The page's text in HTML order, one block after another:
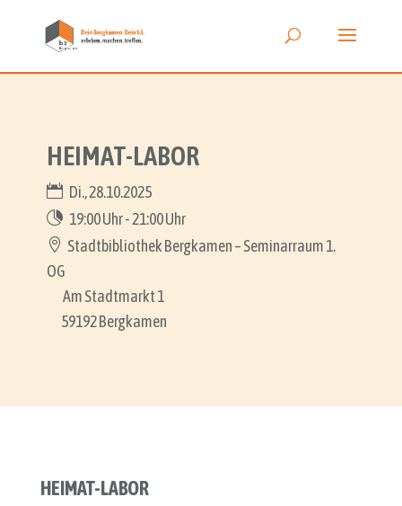
HEIMAT-LABOR
Di., 28.10.2025
19:00 Uhr - 21:00 Uhr
Stadtbibliothek Bergkamen – Seminarraum 1.
OG
Am Stadtmarkt 1
59192 Bergkamen
HEIMAT-LABOR